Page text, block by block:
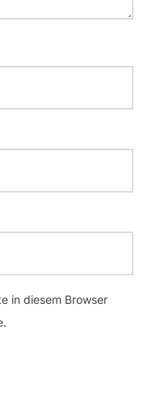
in diesem Browser